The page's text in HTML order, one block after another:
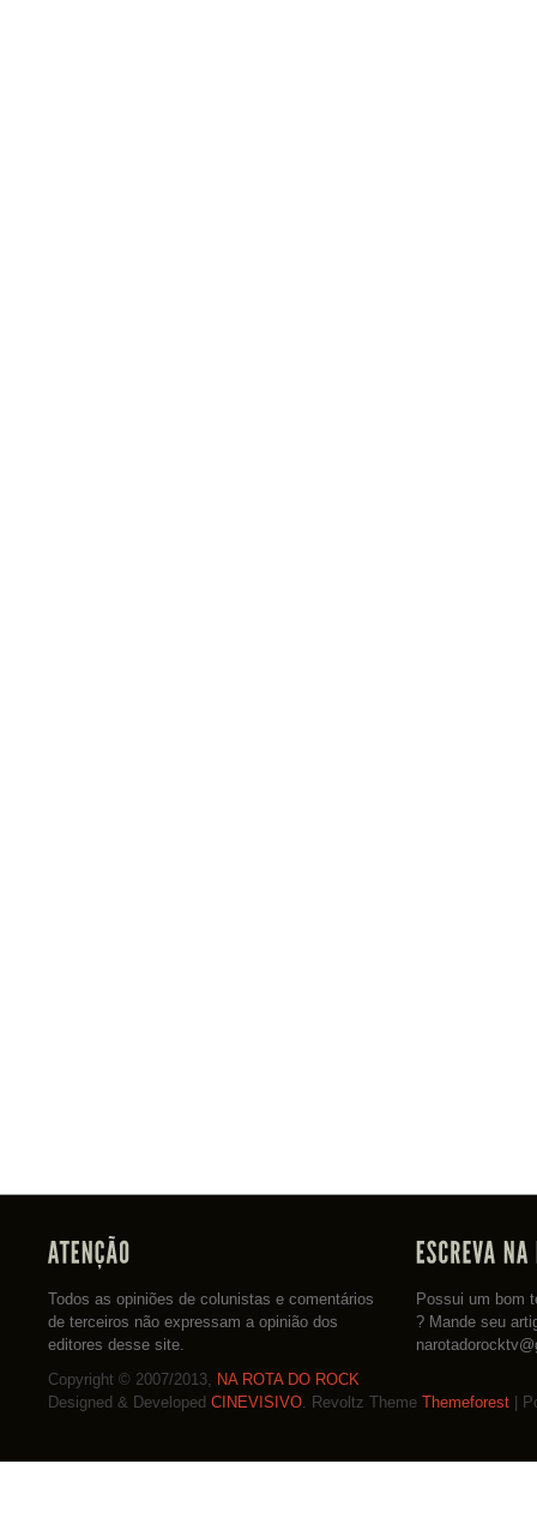
Todos as opiniões de colunistas e comentários
de terceiros não expressam a opinião dos
editores desse site.
Possui um bom
? Mande seu
Copyright © 2007/2013, NA ROTA DO ROCK
Designed & Developed CINEVISIVO. Revoltz Theme Themeforest |